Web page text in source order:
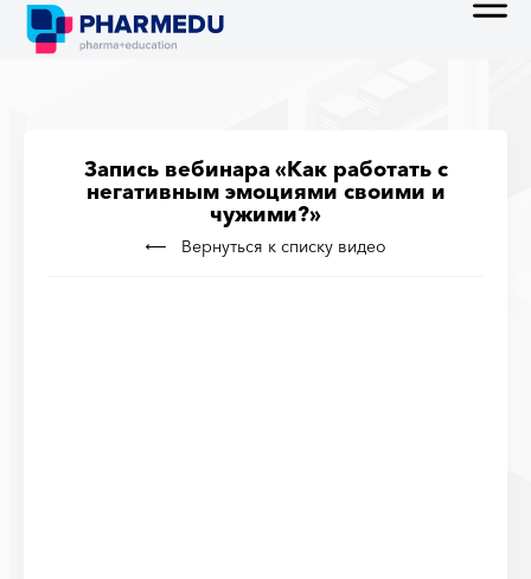
Запись вебинара «Как работать с
негативным эмоциями своими и
чужими?»
Вернуться к списку видео